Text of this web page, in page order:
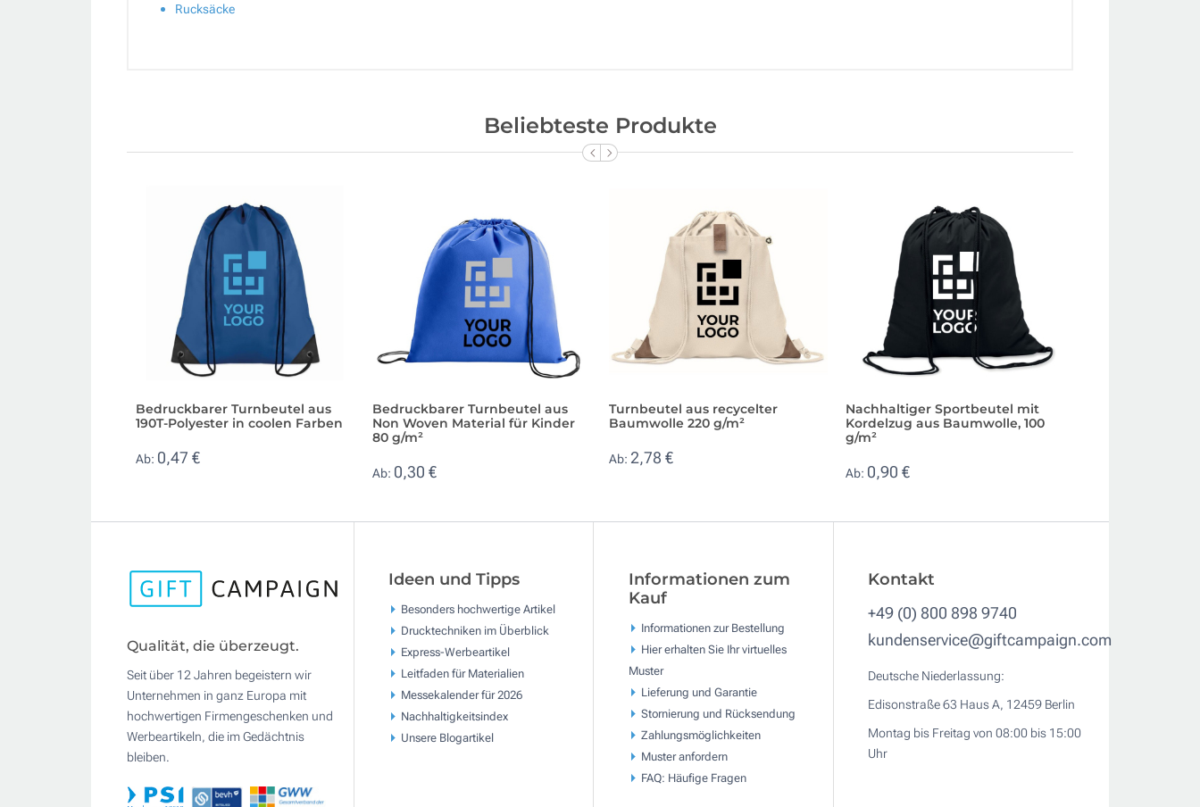
Rucksäcke
Beliebteste Produkte
Bedruckbarer Turnbeutel aus
190T-Polyester in coolen Farben
Ab: 0,47 €
Bedruckbarer Turnbeutel aus
Non Woven Material für Kinder
80 g/m²
Ab: 0,30 €
Turnbeutel aus recycelter
Baumwolle 220 g/m²
Ab: 2,78 €
Nachhaltiger Sportbeutel mit
Kordelzug aus Baumwolle, 100
g/m²
Ab: 0,90 €
Qualität, die überzeugt.
Seit über 12 Jahren begeistern wir
Unternehmen in ganz Europa mit
hochwertigen Firmengeschenken und
Werbeartikeln, die im Gedächtnis
bleiben.
Ideen und Tipps
Besonders hochwertige Artikel
Drucktechniken im Überblick
Express-Werbeartikel
Leitfaden für Materialien
Messekalender für 2026
Nachhaltigkeitsindex
Unsere Blogartikel
Informationen zum
Kauf
Informationen zur Bestellung
Hier erhalten Sie Ihr virtuelles
Muster
Lieferung und Garantie
Stornierung und Rücksendung
Zahlungsmöglichkeiten
Muster anfordern
FAQ: Häufige Fragen
Kontakt
+49 (0) 800 898 9740
kundenservice@giftcampaign.com
Deutsche Niederlassung:
Edisonstraße 63 Haus A, 12459 Berlin
Montag bis Freitag von 08:00 bis 15:00
Uhr